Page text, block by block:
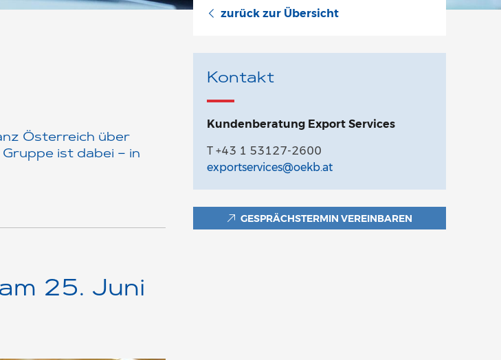
Österreich über
ist dabei – in
25. Juni
zurück zur Übersicht
Kontakt
Kundenberatung Export Services
T +43 1 53127-2600
exportservices@oekb.at
GESPRÄCHSTERMIN VEREINBAREN